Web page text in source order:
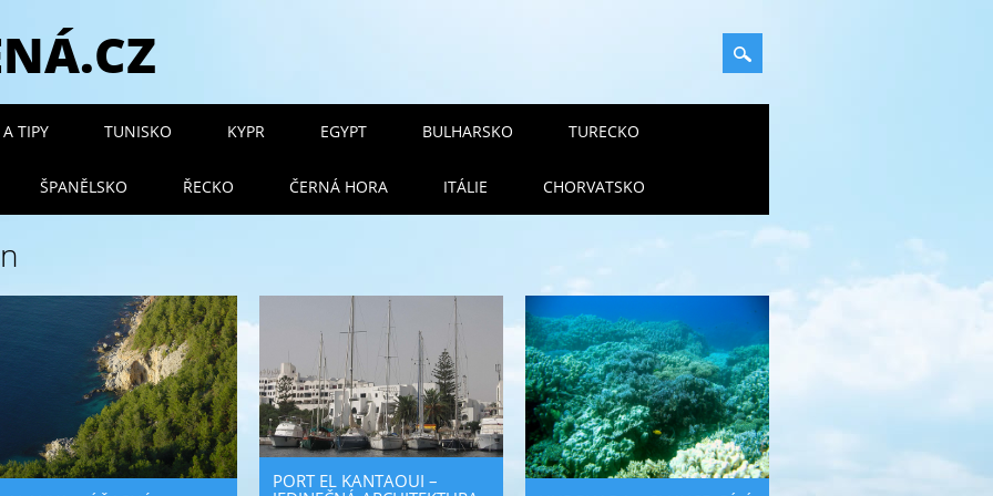
TIPY TUNISKO KYPR EGYPT BULHARSKO TURECKO
ŠPANĚLSKO ŘECKO ČERNÁ HORA ITÁLIE CHORVATSKO
PORT EL KANTAOUI –